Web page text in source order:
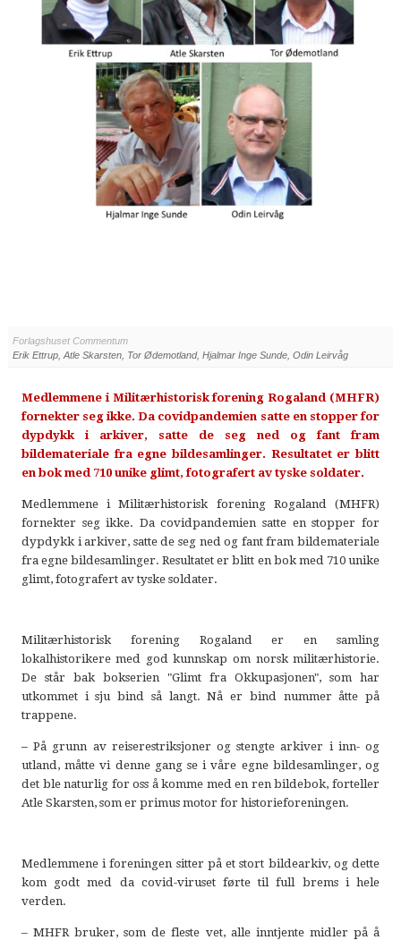
Forlagshuset Commentum
Erik Ettrup, Atle Skarsten, Tor Ødemotland, Hjalmar Inge Sunde, Odin Leirvåg
Medlemmene i Militærhistorisk forening Rogaland (MHFR)
fornekter seg ikke. Da covidpandemien satte en stopper for
dypdykk i arkiver, satte de seg ned og fant fram
bildemateriale fra egne bildesamlinger. Resultatet er blitt
en bok med 710 unike glimt, fotografert av tyske soldater.
Medlemmene i Militærhistorisk forening Rogaland (MHFR)
fornekter seg ikke. Da covidpandemien satte en stopper for
dypdykk i arkiver, satte de seg ned og fant fram bildemateriale
fra egne bildesamlinger. Resultatet er blitt en bok med 710 unike
glimt, fotografert av tyske soldater.
Militærhistorisk forening Rogaland er en samling
lokalhistorikere med god kunnskap om norsk militærhistorie.
De står bak bokserien "Glimt fra Okkupasjonen", som har
utkommet i sju bind så langt. Nå er bind nummer åtte på
trappene.
–På grunn av reiserestriksjoner og stengte arkiver i inn- og
utland, måtte vi denne gang se i våre egne bildesamlinger, og
det ble naturlig for oss å komme med en ren bildebok, forteller
Atle Skarsten, som er primus motor for historieforeningen.
Medlemmene i foreningen sitter på et stort bildearkiv, og dette
kom godt med da covid-viruset førte til full brems i hele
verden.
– MHFR bruker, som de fleste vet, alle inntjente midler på å